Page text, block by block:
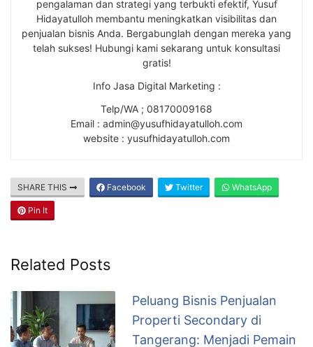
pengalaman dan strategi yang terbukti efektif, Yusuf
Hidayatulloh membantu meningkatkan visibilitas dan
penjualan bisnis Anda. Bergabunglah dengan mereka yang
telah sukses! Hubungi kami sekarang untuk konsultasi
gratis!
Info Jasa Digital Marketing :
Telp/WA ; 08170009168
Email : admin@yusufhidayatulloh.com
website : yusufhidayatulloh.com
SHARE THIS Facebook Twitter WhatsApp
Pin It
Related Posts
Peluang Bisnis Penjualan
Properti Secondary di
Tangerang: Menjadi Pemain